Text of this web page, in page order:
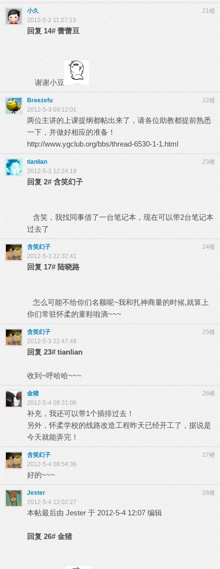
21楼
小久
2012-5-2 11:27:13
回复 14# 蕾蕾豆
谢谢小豆
22楼
Breezefu
2012-5-3 09:12:01
两位主讲的上课提纲都帖出来了，请各位助教都提前熟悉
一下，并做好相应的准备！
http://www.ygclub.org/bbs/thread-6530-1-1.html
23楼
tianlian
2012-5-3 12:24:19
回复 2# 含笑幻子
含笑，我找同事借了一台笔记本，现在可以带2台笔记本
过去了
24楼
含笑幻子
2012-5-3 22:32:41
回复 17# 陆晓路
怎么可能不给你们名额呢~我和扎神商量的时候,就算上
你们常驻怀柔的童鞋啦滴~~~
25楼
含笑幻子
2012-5-3 22:47:48
回复 23# tianlian
收到~呼哈哈~~~
26楼
金猪
2012-5-4 08:31:06
补充，我还可以带1个插排过去！
另外，怀柔学校的线路改造工程昨天已经开工了，据说是
今天就能弄完！
27楼
含笑幻子
2012-5-4 08:54:36
好的~~~
28楼
Jester
2012-5-4 12:02:27
本帖最后由 Jester 于 2012-5-4 12:07 编辑
回复 26# 金猪